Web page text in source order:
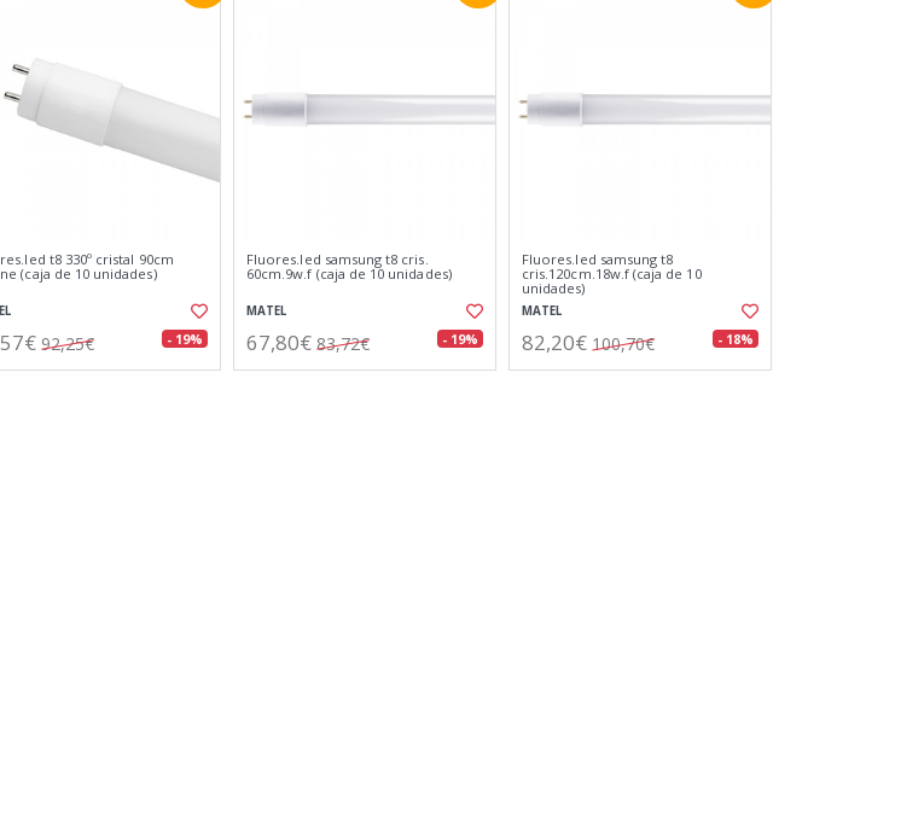
t8 330º cristal 90cm
(caja de 10 unidades)
92,25€ - 19%
Fluores.led samsung t8 cris.
60cm.9w.f (caja de 10 unidades)
MATEL
67,80€ 83,72€ - 19%
Fluores.led samsung t8
cris.120cm.18w.f (caja de 10
unidades)
MATEL
82,20€ 100,70€ - 18%